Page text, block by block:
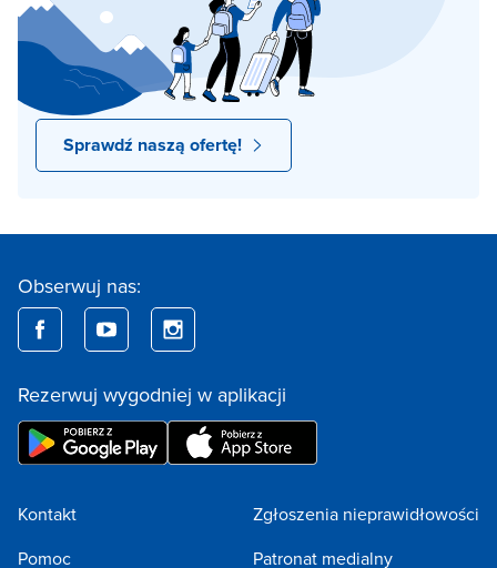
Sprawdź naszą ofertę!
Obserwuj nas:
Rezerwuj wygodniej w aplikacji
Kontakt
Pomoc
Zgłoszenia nieprawidłowości
Patronat medialny